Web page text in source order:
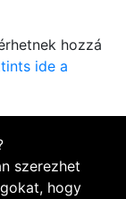
hozzá
ide a
szerezhet
hogy